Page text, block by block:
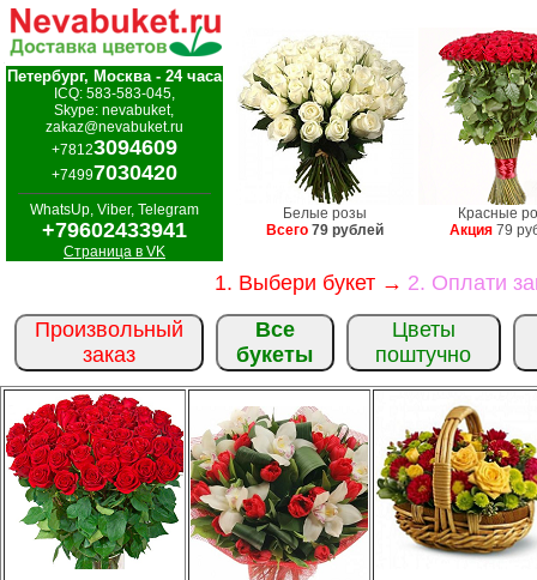
Петербург, Москва - 24 часа
ICQ: 583-583-045,
Skype: nevabuket,
zakaz@nevabuket.ru
+78123094609
+74997030420
WhatsUp, Viber, Telegram
+79602433941
Страница в VK
Белые розы
Всего 79 рублей
Красные
Акция 79
1. Выбери букет → 2. Оплати
Произвольный
заказ
Все
букеты
Цветы
поштучно